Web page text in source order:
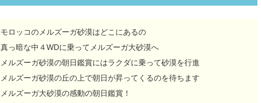
モロッコのメルズーガ砂漠はどこにあるの
真っ暗な中４WDに乗ってメルズーガ大砂漠へ
メルズーガ砂漠の朝日鑑賞にはラクダに乗って砂漠を行進
メルズーガ砂漠の丘の上で朝日が昇ってくるのを待ちます
メルズーガ大砂漠の感動の朝日鑑賞！